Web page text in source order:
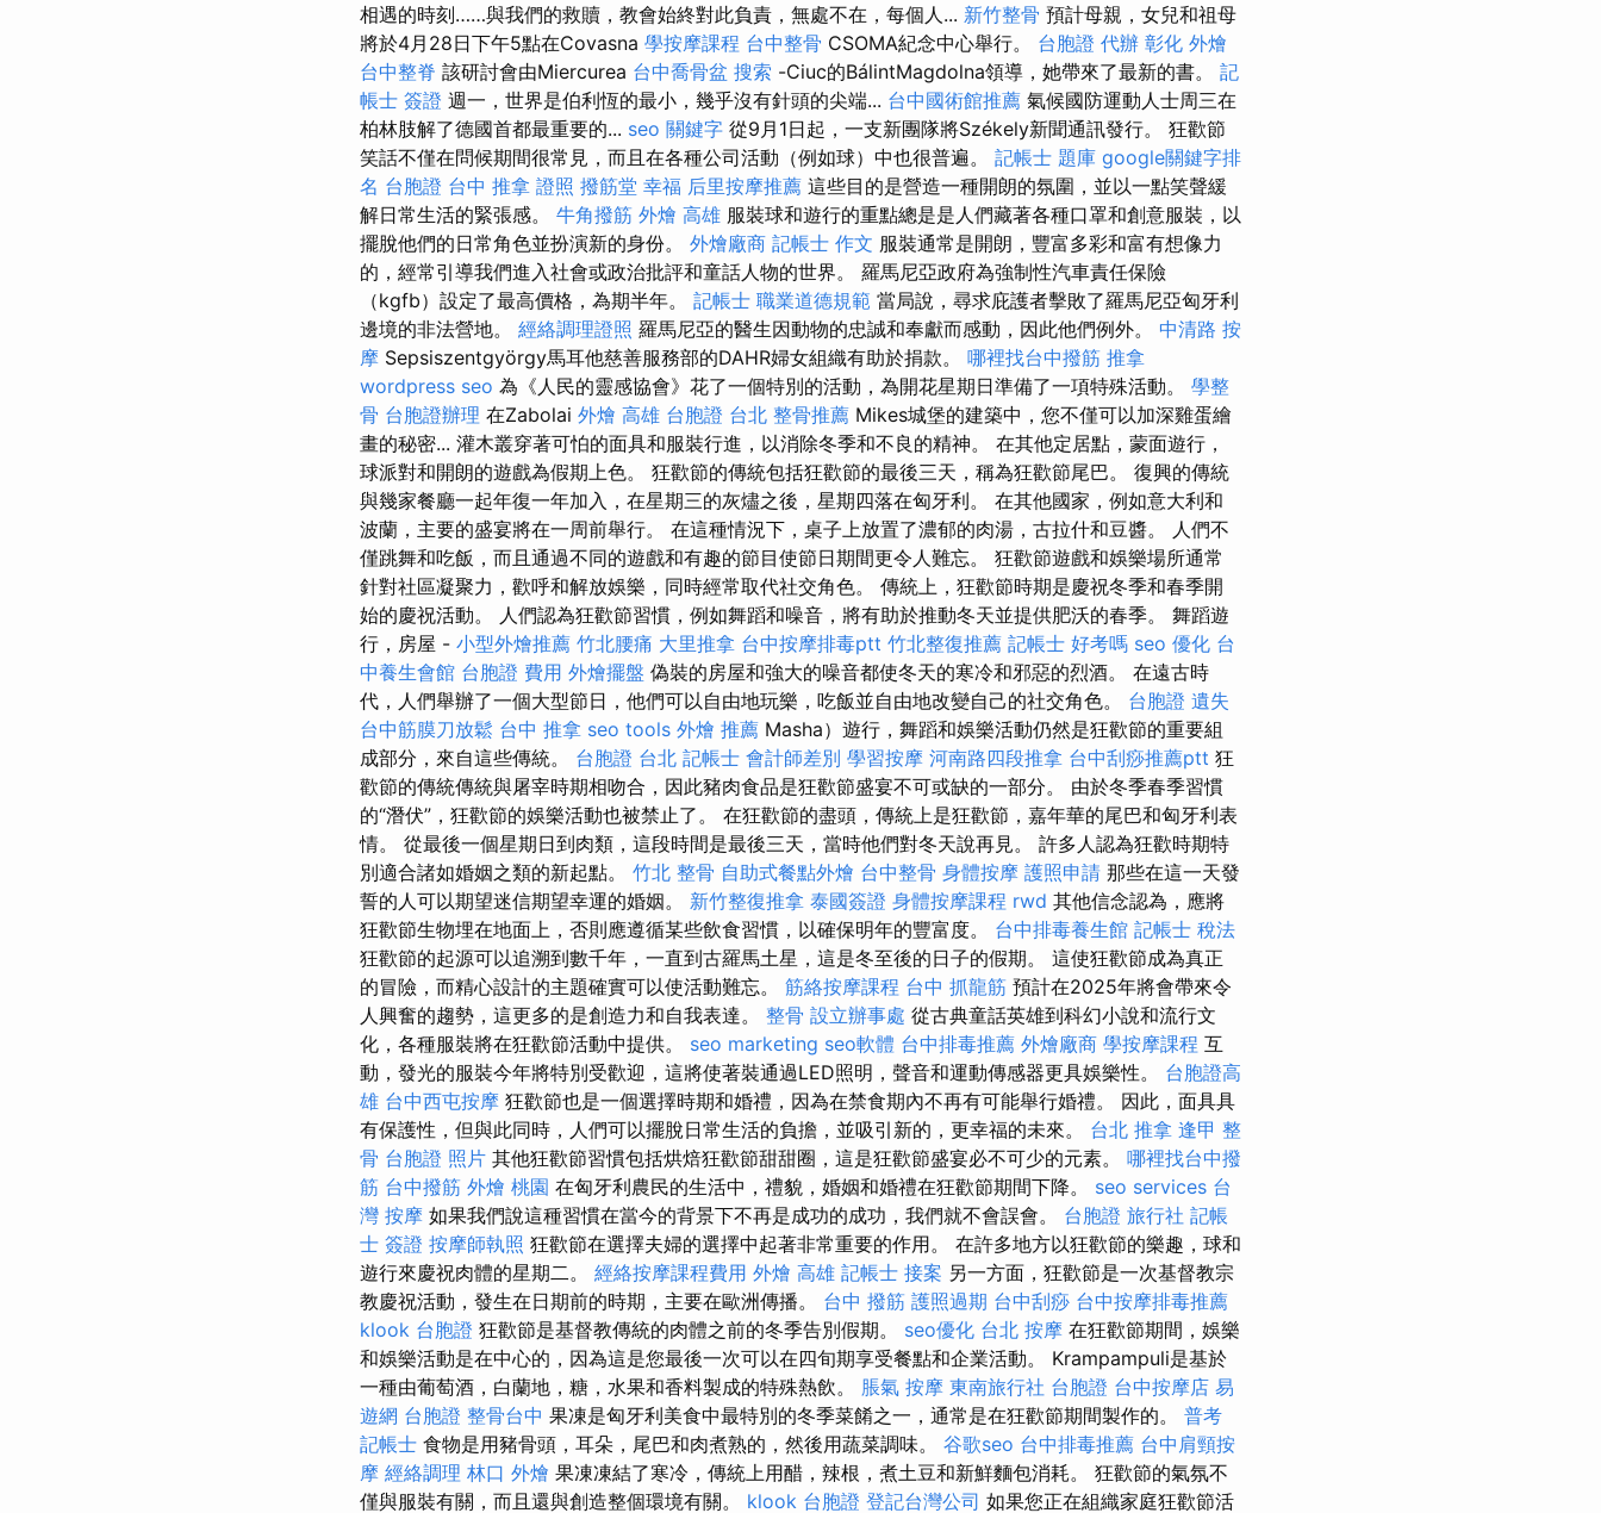
相遇的時刻……與我們的救贖，教會始終對此負責，無處不在，每個人... 新竹整骨 預計母親，女兒和祖母
將於4月28日下午5點在Covasna 學按摩課程 台中整骨 CSOMA紀念中心舉行。 台胞證 代辦 彰化 外燴
台中整脊 該研討會由Miercurea 台中喬骨盆 搜索 -Ciuc的BálintMagdolna領導，她帶來了最新的書。 記
帳士 簽證 週一，世界是伯利恆的最小，幾乎沒有針頭的尖端... 台中國術館推薦 氣候國防運動人士周三在
柏林肢解了德國首都最重要的... seo 關鍵字 從9月1日起，一支新團隊將Székely新聞通訊發行。 狂歡節
笑話不僅在問候期間很常見，而且在各種公司活動（例如球）中也很普遍。 記帳士 題庫 google關鍵字排
名 台胞證 台中 推拿 證照 撥筋堂 幸福 后里按摩推薦 這些目的是營造一種開朗的氛圍，並以一點笑聲緩
解日常生活的緊張感。 牛角撥筋 外燴 高雄 服裝球和遊行的重點總是是人們藏著各種口罩和創意服裝，以
擺脫他們的日常角色並扮演新的身份。 外燴廠商 記帳士 作文 服裝通常是開朗，豐富多彩和富有想像力
的，經常引導我們進入社會或政治批評和童話人物的世界。 羅馬尼亞政府為強制性汽車責任保險
（kgfb）設定了最高價格，為期半年。 記帳士 職業道德規範 當局說，尋求庇護者擊敗了羅馬尼亞匈牙利
邊境的非法營地。 經絡調理證照 羅馬尼亞的醫生因動物的忠誠和奉獻而感動，因此他們例外。 中清路 按
摩 Sepsiszentgyörgy馬耳他慈善服務部的DAHR婦女組織有助於捐款。 哪裡找台中撥筋 推拿
wordpress seo 為《人民的靈感協會》花了一個特別的活動，為開花星期日準備了一項特殊活動。 學整
骨 台胞證辦理 在Zabolai 外燴 高雄 台胞證 台北 整骨推薦 Mikes城堡的建築中，您不僅可以加深雞蛋繪
畫的秘密... 灌木叢穿著可怕的面具和服裝行進，以消除冬季和不良的精神。 在其他定居點，蒙面遊行，
球派對和開朗的遊戲為假期上色。 狂歡節的傳統包括狂歡節的最後三天，稱為狂歡節尾巴。 復興的傳統
與幾家餐廳一起年復一年加入，在星期三的灰燼之後，星期四落在匈牙利。 在其他國家，例如意大利和
波蘭，主要的盛宴將在一周前舉行。 在這種情況下，桌子上放置了濃郁的肉湯，古拉什和豆醬。 人們不
僅跳舞和吃飯，而且通過不同的遊戲和有趣的節目使節日期間更令人難忘。 狂歡節遊戲​​和娛樂場所通常
針對社區凝聚力，歡呼和解放娛樂，同時經常取代社交角色。 傳統上，狂歡節時期是慶祝冬季和春季開
始的慶祝活動。 人們認為狂歡節習慣，例如舞蹈和噪音，將有助於推動冬天並提供肥沃的春季。 舞蹈遊
行，房屋 - 小型外燴推薦 竹北腰痛 大里推拿 台中按摩排毒ptt 竹北整復推薦 記帳士 好考嗎 seo 優化 台
中養生會館 台胞證 費用 外燴擺盤 偽裝的房屋和強大的噪音都使冬天的寒冷和邪惡的烈酒。 在遠古時
代，人們舉辦了一個大型節日，他們可以自由地玩樂，吃飯並自由地改變自己的社交角色。 台胞證 遺失
台中筋膜刀放鬆 台中 推拿 seo tools 外燴 推薦 Masha）遊行，舞蹈和娛樂活動仍然是狂歡節的重要組
成部分，來自這些傳統。 台胞證 台北 記帳士 會計師差別 學習按摩 河南路四段推拿 台中刮痧推薦ptt 狂
歡節的傳統傳統與屠宰時期相吻合，因此豬肉食品是狂歡節盛宴不可或缺的一部分。 由於冬季春季習慣
的“潛伏”，狂歡節的娛樂活動也被禁止了。 在狂歡節的盡頭，傳統上是狂歡節，嘉年華的尾巴和匈牙利表
情。 從最後一個星期日到肉類，這段時間是最後三天，當時他們對冬天說再見。 許多人認為狂歡時期特
別適合諸如婚姻之類的新起點。 竹北 整骨 自助式餐點外燴 台中整骨 身體按摩 護照申請 那些在這一天發
誓的人可以期望迷信期望幸運的婚姻。 新竹整復推拿 泰國簽證 身體按摩課程 rwd 其他信念認為，應將
狂歡節生物埋在地面上，否則應遵循某些飲食習慣，以確保明年的豐富度。 台中排毒養生館 記帳士 稅法
狂歡節的起源可以追溯到數千年，一直到古羅馬土星，這是冬至後的日子的假期。 這使狂歡節成為真正
的冒險，而精心設計的主題確實可以使活動難忘。 筋絡按摩課程 台中 抓龍筋 預計在2025年將會帶來令
人興奮的趨勢，這更多的是創造力和自我表達。 整骨 設立辦事處 從古典童話英雄到科幻小說和流行文
化，各種服裝將在狂歡節活動中提供。 seo marketing seo軟體 台中排毒推薦 外燴廠商 學按摩課程 互
動，發光的服裝今年將特別受歡迎，這將使著裝通過LED照明，聲音和運動傳感器更具娛樂性。 台胞證高
雄 台中西屯按摩 狂歡節也是一個選擇時期和婚禮，因為在禁食期內不再有可能舉行婚禮。 因此，面具具
有保護性，但與此同時，人們可以擺脫日常生活的負擔，並吸引新的，更幸福的未來。 台北 推拿 逢甲 整
骨 台胞證 照片 其他狂歡節習慣包括烘焙狂歡節甜甜圈，這是狂歡節盛宴必不可少的元素。 哪裡找台中撥
筋 台中撥筋 外燴 桃園 在匈牙利農民的生活中，禮貌，婚姻和婚禮在狂歡節期間下降。 seo services 台
灣 按摩 如果我們說這種習慣在當今的背景下不再是成功的成功，我們就不會誤會。 台胞證 旅行社 記帳
士 簽證 按摩師執照 狂歡節在選擇夫婦的選擇中起著非常重要的作用。 在許多地方以狂歡節的樂趣，球和
遊行來慶祝肉體的星期二。 經絡按摩課程費用 外燴 高雄 記帳士 接案 另一方面，狂歡節是一次基督教宗
教慶祝活動，發生在日期前的時期，主要在歐洲傳播。 台中 撥筋 護照過期 台中刮痧 台中按摩排毒推薦
klook 台胞證 狂歡節是基督教傳統的肉體之前的冬季告別假期。 seo優化 台北 按摩 在狂歡節期間，娛樂
和娛樂活動是在中心的，因為這是您最後一次可以在四旬期享受餐點和企業活動。 Krampampuli是基於
一種由葡萄酒，白蘭地，糖，水果和香料製成的特殊熱飲。 脹氣 按摩 東南旅行社 台胞證 台中按摩店 易
遊網 台胞證 整骨台中 果凍是匈牙利美食中最特別的冬季菜餚之一，通常是在狂歡節期間製作的。 普考
記帳士 食物是用豬骨頭，耳朵，尾巴和肉煮熟的，然後用蔬菜調味。 谷歌seo 台中排毒推薦 台中肩頸按
摩 經絡調理 林口 外燴 果凍凍結了寒冷，傳統上用醋，辣根，煮土豆和新鮮麵包消耗。 狂歡節的氣氛不
僅與服裝有關，而且還與創造整個環境有關。 klook 台胞證 登記台灣公司 如果您正在組織家庭狂歡節活